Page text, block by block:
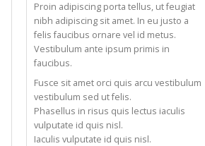
Proin adipiscing porta tellus, ut feugiat
nibh adipiscing sit amet. In eu justo a
felis faucibus ornare vel id metus.
Vestibulum ante ipsum primis in
faucibus.
Fusce sit amet orci quis arcu vestibulum
vestibulum sed ut felis.
Phasellus in risus quis lectus iaculis
vulputate id quis nisl.
Iaculis vulputate id quis nisl.